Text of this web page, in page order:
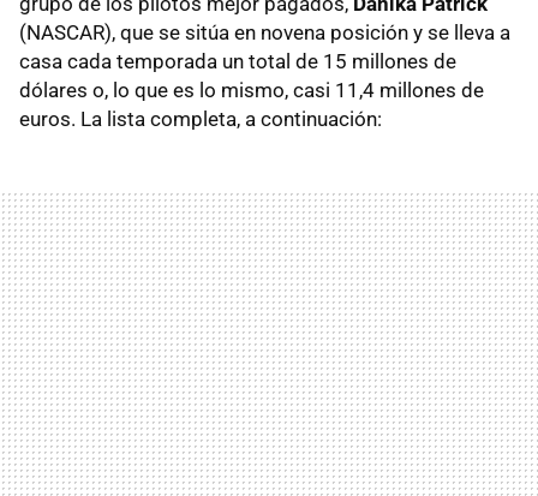
(NASCAR), que se sitúa en novena posición y se lleva a
casa cada temporada un total de 15 millones de
dólares o, lo que es lo mismo, casi 11,4 millones de
euros. La lista completa, a continuación: